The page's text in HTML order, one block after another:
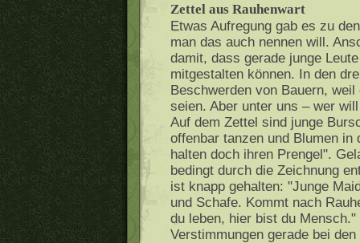
Zettel aus Rauhenwart
Etwas Aufregung gab es zu
man das auch nennen will.
damit, dass gerade junge
mitgestalten können. In den
Beschwerden von Bauern,
seien. Aber unter uns – wer
Auf dem Zettel sind junge
offenbar tanzen und Blumen in
halten doch ihren Prengel".
bedingt durch die Zeichnung
ist knapp gehalten: "Junge
und Schafe. Kommt nach
du leben, hier bist du
Verstimmungen gerade bei den